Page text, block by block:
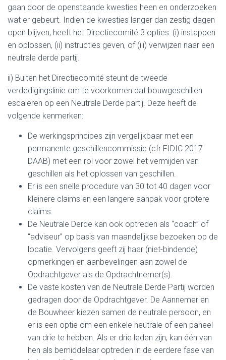
gaan door de openstaande kwesties heen en onderzoeken
wat er gebeurt. Indien de kwesties langer dan zestig dagen
open blijven, heeft het Directiecomité 3 opties: (i) instappen
en oplossen, (ii) instructies geven, of (iii) verwijzen naar een
neutrale derde partij.
ii) Buiten het Directiecomité steunt de tweede
verdedigingslinie om te voorkomen dat bouwgeschillen
escaleren op een Neutrale Derde partij. Deze heeft de
volgende kenmerken:
De werkingsprincipes zijn vergelijkbaar met een
permanente geschillencommissie (cfr FIDIC 2017
DAAB) met een rol voor zowel het vermijden van
geschillen als het oplossen van geschillen.
Er is een snelle procedure van 30 tot 40 dagen voor
kleinere claims en een langere aanpak voor grotere
claims.
De Neutrale Derde kan ook optreden als “coach” of
“adviseur” op basis van maandelijkse bezoeken op de
locatie. Vervolgens geeft zij haar (niet-bindende)
opmerkingen en aanbevelingen aan zowel de
Opdrachtgever als de Opdrachtnemer(s).
De vaste kosten van de Neutrale Derde Partij worden
gedragen door de Opdrachtgever. De Aannemer en
de Bouwheer kiezen samen de neutrale persoon, en
er is een optie om een enkele neutrale of een paneel
van drie te hebben. Als er drie leden zijn, kan één van
hen als bemiddelaar optreden in de eerdere fase van